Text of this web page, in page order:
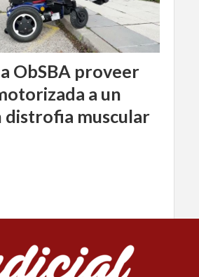
ObSBA proveer
a un
distrofia muscular